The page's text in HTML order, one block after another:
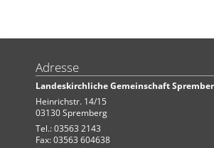
Adresse
Landeskirchliche Gemeinschaft
Heinrichstr. 14/15
03130 Spremberg
Tel.: 03563 2143
Fax: 03563 604638